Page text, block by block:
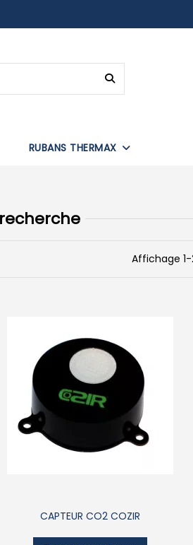
RUBANS THERMAX
Affichage
CAPTEUR CO2 COZIR